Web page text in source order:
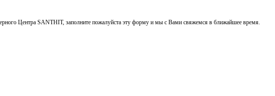
Центра SANTHIT, заполните пожалуйста эту форму и мы с Вами свяжемся в ближайшее время.